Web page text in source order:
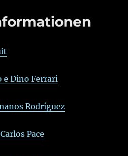
e Dino Ferrari
Rodríguez
Pace